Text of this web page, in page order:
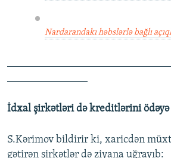
Nardarandakı həbslərlə bağlı
İdxal şirkətləri də kreditlərini
S.Kərimov bildirir ki, xaricdən
gətirən şirkətlər də ziyana uğrayıb: